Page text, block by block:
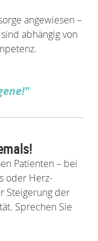
angewiesen –
abhängig von
Patienten – bei
oder Herz-
Steigerung der
Sprechen Sie